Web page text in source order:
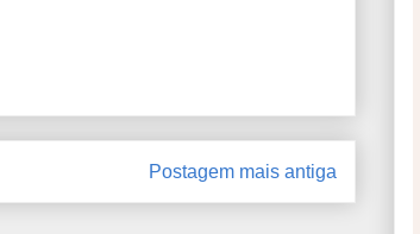
Postagem mais antiga